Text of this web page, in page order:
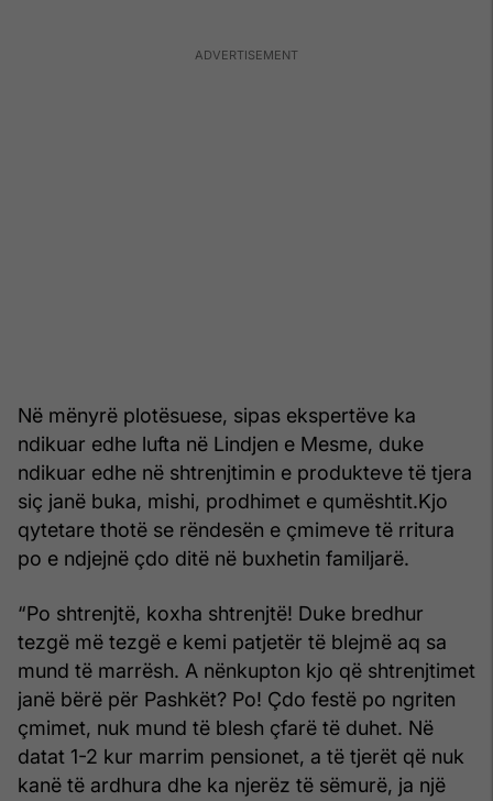
Në mënyrë plotësuese, sipas ekspertëve ka
ndikuar edhe lufta në Lindjen e Mesme, duke
ndikuar edhe në shtrenjtimin e produkteve të tjera
siç janë buka, mishi, prodhimet e qumështit.Kjo
qytetare thotë se rëndesën e çmimeve të rritura
po e ndjejnë çdo ditë në buxhetin familjarë.
“Po shtrenjtë, koxha shtrenjtë! Duke bredhur
tezgë më tezgë e kemi patjetër të blejmë aq sa
mund të marrësh. A nënkupton kjo që shtrenjtimet
janë bërë për Pashkët? Po! Çdo festë po ngriten
çmimet, nuk mund të blesh çfarë të duhet. Në
datat 1-2 kur marrim pensionet, a të tjerët që nuk
kanë të ardhura dhe ka njerëz të sëmurë, ja një